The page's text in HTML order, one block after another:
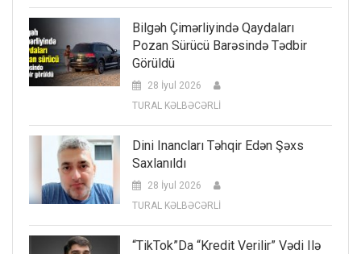
Bilgəh Çimərliyində Qaydaları
Pozan Sürücü Barəsində Tədbir
Görüldü
28 İyul 2026
TURAL KƏLBƏCƏRLİ
Dini Inancları Təhqir Edən Şəxs
Saxlanıldı
28 İyul 2026
TURAL KƏLBƏCƏRLİ
“TikTok”da “kredit Verilir” Vədi Ilə